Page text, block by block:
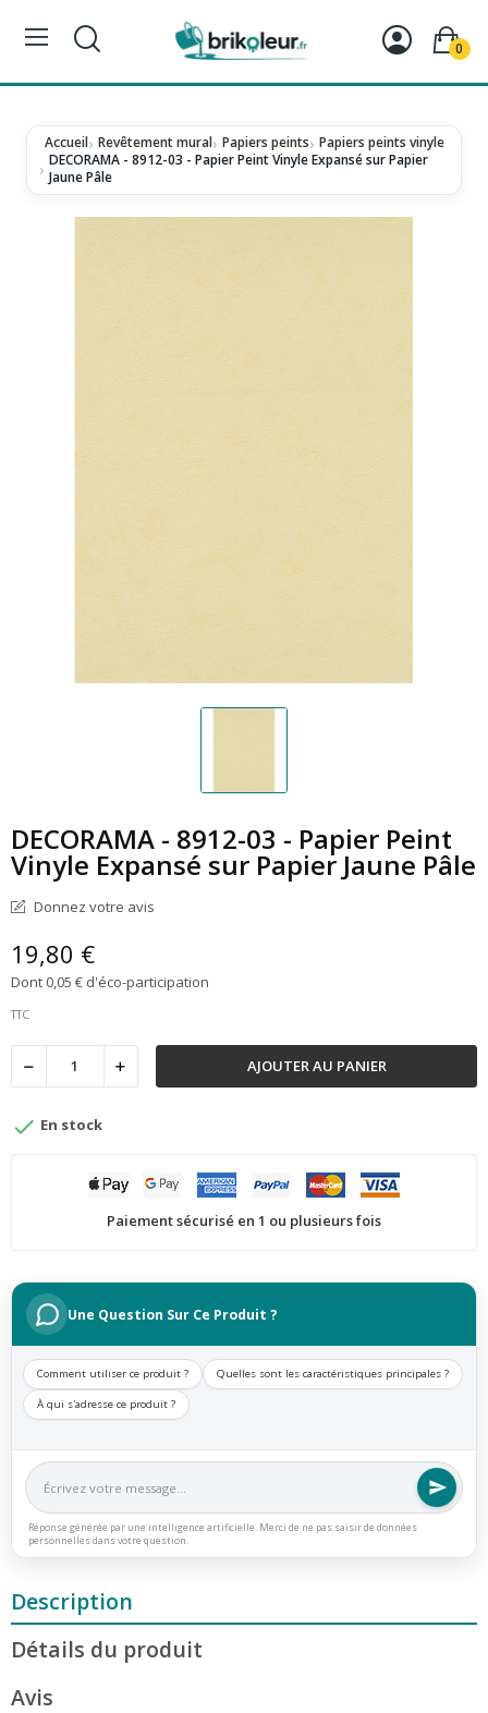
0
Accueil Revêtement mural Papiers peints Papiers peints vinyle
DECORAMA - 8912-03 - Papier Peint Vinyle Expansé sur Papier
Jaune Pâle
DECORAMA - 8912-03 - Papier Peint
Vinyle Expansé sur Papier Jaune Pâle
Donnez votre avis
19,80 €
Dont 0,05 € d'éco-participation
TTC
AJOUTER AU PANIER
 En stock
Paiement sécurisé en 1 ou plusieurs fois
Une Question Sur Ce Produit ?
Comment utiliser ce produit ? Quelles sont les caractéristiques principales ?
À qui s'adresse ce produit ?
Réponse générée par une intelligence artificielle. Merci de ne pas saisir de données
personnelles dans votre question.
Description
Détails du produit
Avis